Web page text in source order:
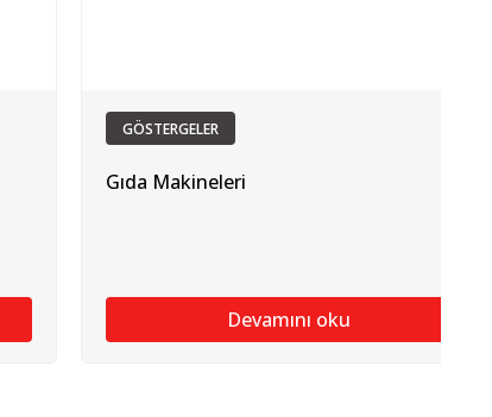
GÖSTERGELER
Gıda Makineleri
Devamını oku